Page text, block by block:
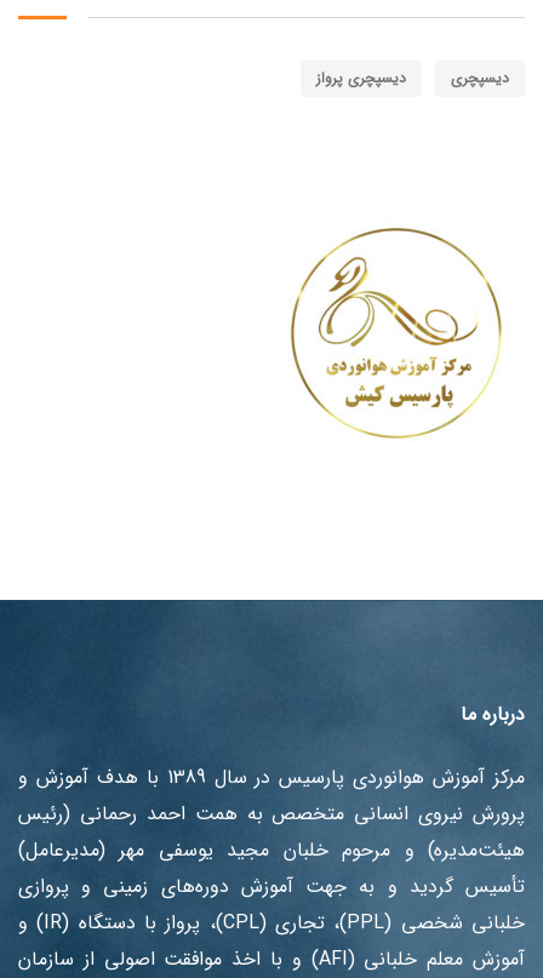
دیسپچری دیسپچری پرواز
درباره ما
مرکز آموزش هوانوردی پارسیس در سال 1389 با هدف آموزش ‌و
پرورش نیروی انسانی متخصص به همت احمد رحمانی (رئیس
هیئت‌مدیره) و مرحوم خلبان مجید یوسفی مهر (مدیرعامل)
تأسیس گردید و به جهت آموزش دوره‌های زمینی و پروازی
خلبانی شخصی (PPL)، تجاری (CPL)، پرواز با دستگاه (IR) و
آموزش معلم خلبانی (AFI) و با اخذ موافقت اصولی از سازمان